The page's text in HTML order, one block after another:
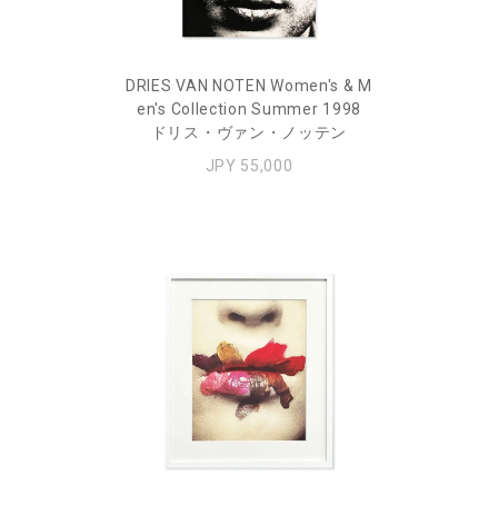
DRIES VAN NOTEN Women's & M
en's Collection Summer 1998
ドリス・ヴァン・ノッテン
JPY 55,000